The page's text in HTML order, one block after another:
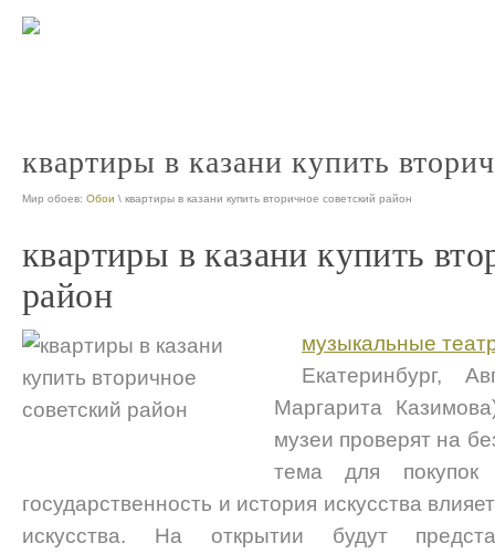
квартиры в казани купить
Мир обоев: Обои \ квартиры в казани купить вторичное советский район
квартиры в казани купить
район
музыкальные
Екатеринбург,
Маргарита
музеи проверят на
тема для покупок
государственность и история искусства
искусства. На открытии будут